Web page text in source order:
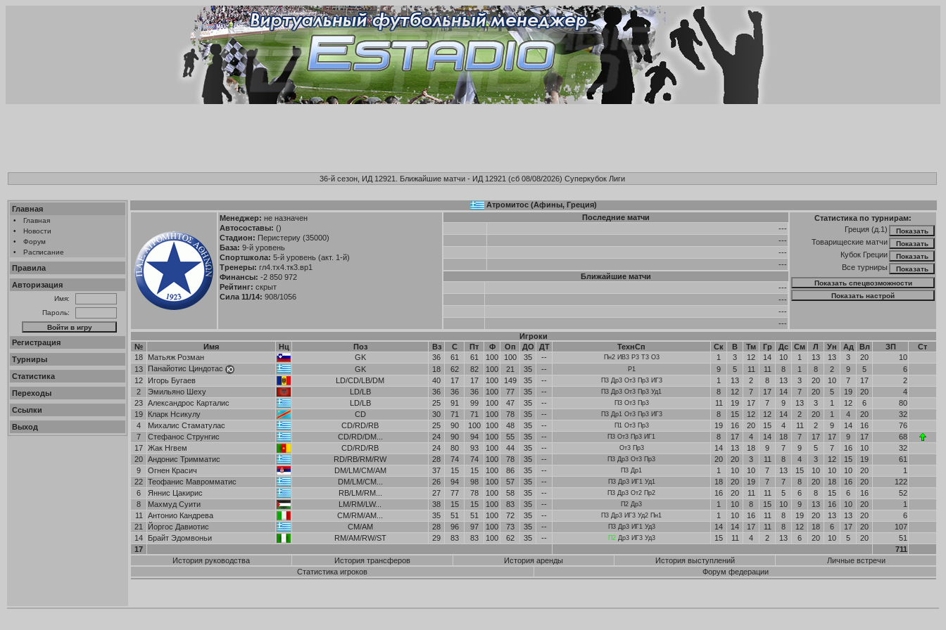
36-й сезон, ИД 12921. Ближайшие матчи - ИД 12921 (сб 08/08/2026) Суперкубок Лиги
Главная
•
Главная
•
Новости
•
Форум
•
Расписание
Правила
Авторизация
Имя:
Пароль:
Регистрация
Турниры
Статистика
Переходы
Ссылки
Выход
Атромитос (Афины, Греция)
Менеджер: не назначен
Автосоставы: ()
Стадион: Перистериу (35000)
База: 9-й уровень
Спортшкола: 5-й уровень (акт. 1-й)
Тренеры: гл4.тх4.тк3.вр1
Финансы: -2 850 972
Рейтинг: скрыт
Сила 11/14: 908/1056
Последние матчи
---
---
---
---
Ближайшие матчи
---
---
---
---
Статистика по турнирам:
Греция (д.1)
Товарищеские матчи
Кубок Греции
Все турниры
Игроки
№
Имя Нц Поз Вз С Пт Ф Оп ДО ДТ ТехнСп Ск В Тм Гр Дс См Л Ун Ад Вл ЗП
Ст
18
Матьяж Розман GK 36 61 61 100 100 35 -- Пн2 ИВ3 Р3 Т3 О3 1 3 12 14 10 1 13 13 3 20
10
13
Панайотис Циндотас GK 18 62 82 100 21 35 -- Р1 9 5 11 11 8 1 8 2 9 5
6
12
Игорь Бугаев LD/CD/LB/DM 40 17 17 100 149 35 -- П3 Др3 От3 Пр3 ИГ3 1 13 2 8 13 3 20 10 7 17
2
2
Эмильяно Шеху LD/LB 36 36 36 100 77 35 -- П3 Др3 От3 Пр3 Уд1 8 12 7 17 14 7 20 5 19 20
4
23 Александрос Карталис LD/LB 25 91 99 100 47 35 -- П3 От3 Пр3 11 19 17 7 9 13 3 1 12 6
80
19
Кларк Нсикулу CD 30 71 71 100 78 35 -- П3 Др1 От3 Пр3 ИГ3 8 15 12 12 14 2 20 1 4 20
32
4
Михалис Стаматулас CD/RD/RB 25 90 100 100 48 35 -- П1 От3 Пр3 19 16 20 15 4 11 2 9 14 16
76
7
Стефанос Струнгис CD/RD/DM... 24 90 94 100 55 35 -- П3 От3 Пр3 ИГ1 8 17 4 14 18 7 17 17 9 17
68
17 Жак Нгвем CD/RD/RB 24 80 93 100 44 35 -- От3 Пр3 14 13 18 9 7 9 5 7 16 10
32
20 Андонис Тримматис RD/RB/RM/RW 28 74 74 100 78 35 -- П3 Др3 От3 Пр3 20 20 3 11 8 4 3 12 15 19
61
9
Огнен Красич DM/LM/CM/AM 37 15 15 100 86 35 -- П3 Др1 1 10 10 7 13 15 10 10 10 20
1
22 Теофанис Мавромматис DM/LM/CM... 26 94 98 100 57 35 -- П3 Др3 ИГ1 Уд1 18 20 19 7 7 8 20 18 16 20
122
6
Яннис Цакирис RB/LM/RM... 27 77 78 100 58 35 -- П3 Др3 От2 Пр2 16 20 11 11 5 6 8 15 6 16
52
8
Махмуд Суити LM/RM/LW... 38 15 15 100 83 35 -- П2 Др3 1 10 8 15 10 9 13 16 10 20
1
11
Антонио Кандрева CM/RM/AM... 35 51 51 100 72 35 -- П3 Др3 ИГ3 Уд2 Пн1 1 10 16 11 8 19 20 13 13 20
6
21
Йоргос Давиотис CM/AM 28 96 97 100 73 35 -- П3 Др3 ИГ1 Уд3 14 14 17 11 8 12 18 6 17 20
107
14
Брайт Эдомвоньи RM/AM/RW/ST 29 83 83 100 62 35 -- П2Др3 ИГ3 Уд3 15 11 4 2 13 6 20 10 5 20
51
17
711
История руководства
История трансферов История аренды История выступлений
Личные встречи
Статистика игроков
Форум федерации